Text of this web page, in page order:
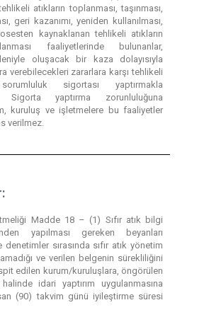
atıkların toplanması, taşınması,
geri kazanımı, yeniden kullanılması,
kaynaklanan tehlikeli atıkların
faaliyetlerinde bulunanlar,
oluşacak bir kaza dolayısıyla
verebilecekleri zararlara karşı tehlikeli
sigortası yaptırmakla
Sigorta yaptırma zorunluluğuna
kuruluş ve işletmelere bu faaliyetler
verilmez.
Madde 18 – (1) Sıfır atık bilgi
yapılması gereken beyanları
sırasında sıfır atık yönetim
ve verilen belgenin sürekliliğini
edilen kurum/kuruluşlara, öngörülen
idari yaptırım uygulanmasına
(90) takvim günü iyileştirme süresi